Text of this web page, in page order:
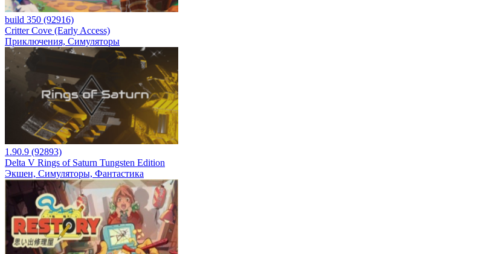
build 350 (92916)
Critter Cove (Early Access)
Приключения, Симуляторы
1.90.9 (92893)
Delta V Rings of Saturn Tungsten Edition
Экшен, Симуляторы, Фантастика